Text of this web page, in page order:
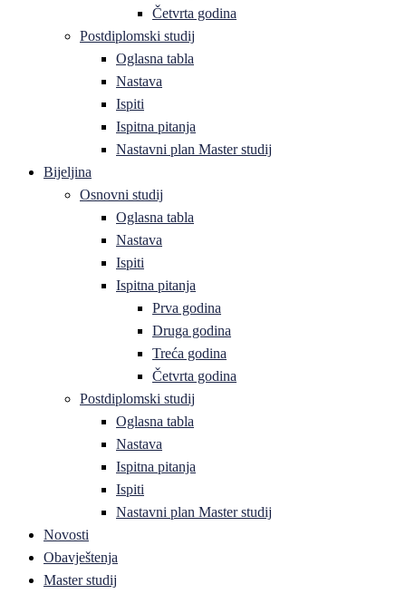
Četvrta godina
Postdiplomski studij
Oglasna tabla
Nastava
Ispiti
Ispitna pitanja
Nastavni plan Master studij
Bijeljina
Osnovni studij
Oglasna tabla
Nastava
Ispiti
Ispitna pitanja
Prva godina
Druga godina
Treća godina
Četvrta godina
Postdiplomski studij
Oglasna tabla
Nastava
Ispitna pitanja
Ispiti
Nastavni plan Master studij
Novosti
Obavještenja
Master studij